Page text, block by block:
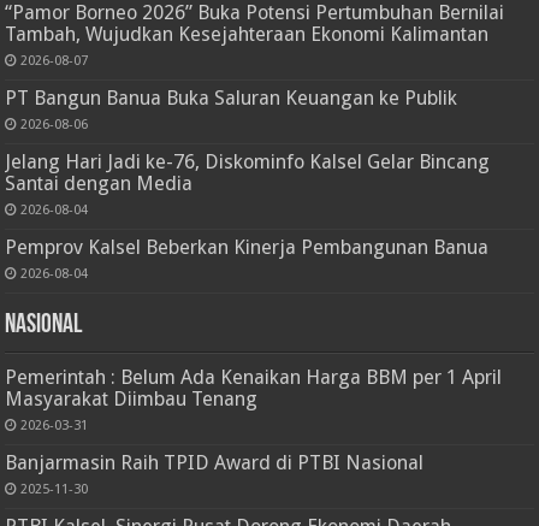
“Pamor Borneo 2026” Buka Potensi Pertumbuhan Bernilai
Tambah, Wujudkan Kesejahteraan Ekonomi Kalimantan
2026-08-07
PT Bangun Banua Buka Saluran Keuangan ke Publik
2026-08-06
Jelang Hari Jadi ke-76, Diskominfo Kalsel Gelar Bincang
Santai dengan Media
2026-08-04
Pemprov Kalsel Beberkan Kinerja Pembangunan Banua
2026-08-04
Nasional
Pemerintah : Belum Ada Kenaikan Harga BBM per 1 April
Masyarakat Diimbau Tenang
2026-03-31
Banjarmasin Raih TPID Award di PTBI Nasional
2025-11-30